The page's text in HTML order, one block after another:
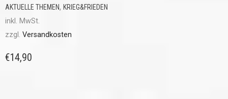
AKTUELLE THEMEN, KRIEG&FRIEDEN
inkl. MwSt.
zzgl. Versandkosten
€14,90